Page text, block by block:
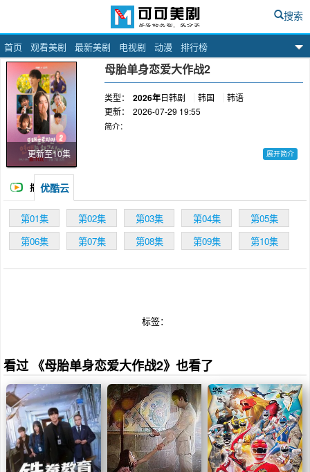
可可美剧网
首页 观看美剧 最新美剧 电视剧 动漫 排行榜
搜索
更新至10集
母胎单身恋爱大作战2
类型： 2026年日韩剧 韩国
韩语
更新：
2026-07-29 19:55
简介：
展开简介
播 优酷云
第01集 第02集 第03集 第04集
第05集
第06集
第07集 第08集 第09集 第10集
标签：
看过 《母胎单身恋爱大作战2》也看了